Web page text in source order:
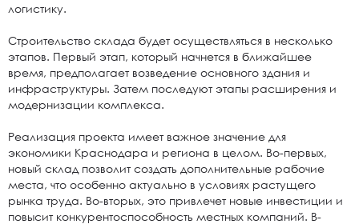
логистику.
Строительство склада будет осуществляться в несколько
этапов. Первый этап, который начнется в ближайшее
время, предполагает возведение основного здания и
инфраструктуры. Затем последуют этапы расширения и
модернизации комплекса.
Реализация проекта имеет важное значение для
экономики Краснодара и региона в целом. Во-первых,
новый склад позволит создать дополнительные рабочие
места, что особенно актуально в условиях растущего
рынка труда. Во-вторых, это привлечет новые инвестиции и
повысит конкурентоспособность местных компаний. В-